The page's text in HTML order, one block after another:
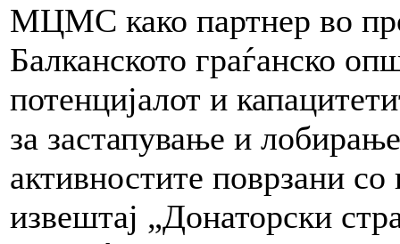
МЦМС како партнер во
Балканското граѓанско
потенцијалот и
за застапување и
активностите поврзани
извештај „Донаторски